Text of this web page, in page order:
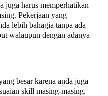
juga harus memperhatikan
Pekerjaan yang
lebih bahagia tanpa ada
walaupun dengan adanya
besar karena anda juga
skill masing-masing.